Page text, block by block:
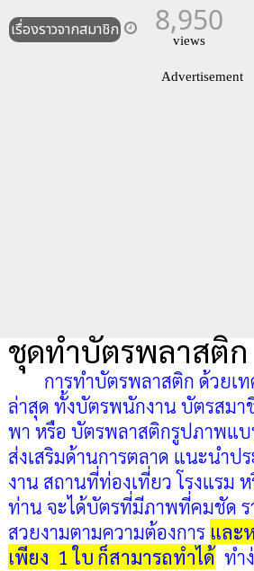
เรื่องราวจากสมาชิก 8,950
views
Advertisement
ชุดทำบัตรพลาสติก
การทำบัตรพลาสติก ด้วยเ
ล่าสุด ทั้งบัตรพนักงาน บัตรสม
พา หรือ บัตรพลาสติกรูปภาพแ
ส่งเสริมด้านการตลาด แนะนำ
งาน สถานที่ท่องเที่ยว โรงแรม
ท่าน จะได้บัตรที่มีภาพที่คมชัด ร
สวยงามตามความต้องการ และ
เพียง 1 ใบ ก็สามารถทำได้ทำง่